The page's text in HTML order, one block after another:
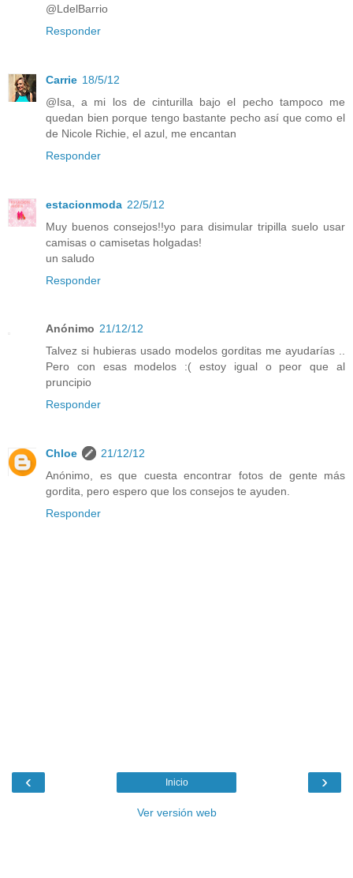
@LdelBarrio
Responder
Carrie 18/5/12
@Isa, a mi los de cinturilla bajo el pecho tampoco me
quedan bien porque tengo bastante pecho así que como el
de Nicole Richie, el azul, me encantan
Responder
estacionmoda 22/5/12
Muy buenos consejos!!yo para disimular tripilla suelo usar
camisas o camisetas holgadas!
un saludo
Responder
Anónimo 21/12/12
Talvez si hubieras usado modelos gorditas me ayudarías ..
Pero con esas modelos :( estoy igual o peor que al
pruncipio
Responder
Chloe
21/12/12
Anónimo, es que cuesta encontrar fotos de gente más
gordita, pero espero que los consejos te ayuden.
Responder
‹ ›
Inicio
Ver versión web